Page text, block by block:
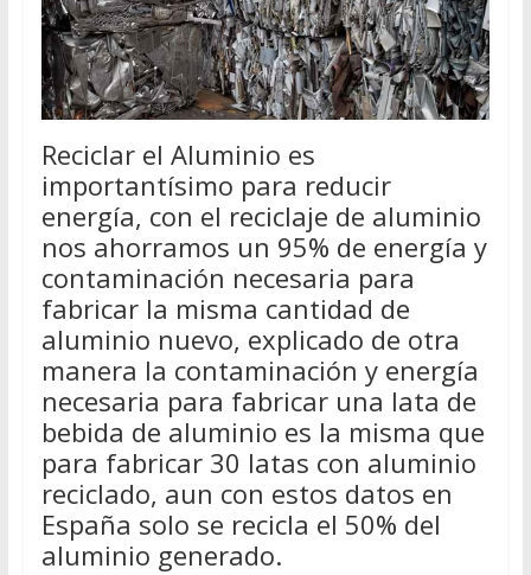
Reciclar el Aluminio es
importantísimo para reducir
energía, con el reciclaje de aluminio
nos ahorramos un 95% de energía y
contaminación necesaria para
fabricar la misma cantidad de
aluminio nuevo, explicado de otra
manera la contaminación y energía
necesaria para fabricar una lata de
bebida de aluminio es la misma que
para fabricar 30 latas con aluminio
reciclado, aun con estos datos en
España solo se recicla el 50% del
aluminio generado.